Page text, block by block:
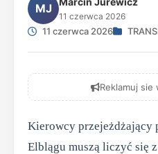
MJ
11 czerwca 2026
11 czerwca 2026
Reklamuj
Kierowcy przejeżdżający
Elblągu muszą liczyć się